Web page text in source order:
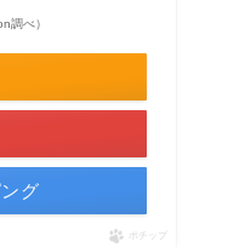
調べ）
グ
ポチップ